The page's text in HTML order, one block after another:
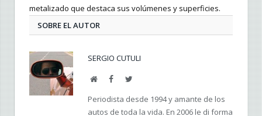
metalizado que destaca sus volúmenes y superficies.
SOBRE EL AUTOR
SERGIO CUTULI
WebFacebookTwitter
Periodista desde 1994 y amante de los
autos de toda la vida. En 2006 le di forma